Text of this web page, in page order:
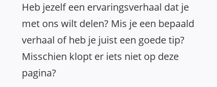
Heb jezelf een ervaringsverhaal dat je
met ons wilt delen? Mis je een bepaald
verhaal of heb je juist een goede tip?
Misschien klopt er iets niet op deze
pagina?